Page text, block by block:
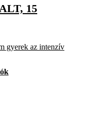
15
gyerek az intenzív